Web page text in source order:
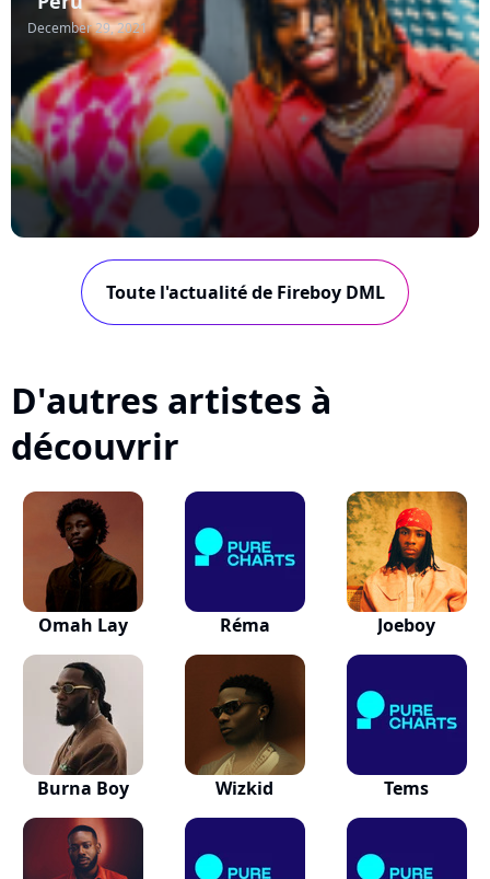
December 29, 2021
Toute l'actualité de Fireboy DML
D'autres artistes à
découvrir
Omah Lay Réma Joeboy
Burna Boy Wizkid Tems